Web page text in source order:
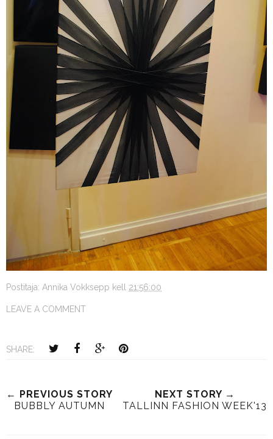
Postitaja: Annika Vokksepp kell 21:56:00
LEAVE A COMMENT
SHARE:
← PREVIOUS STORY
BUBBLY AUTUMN
NEXT STORY →
TALLINN FASHION WEEK'13